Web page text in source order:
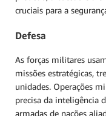
cruciais para a
Defesa
As forças militares
missões estratégicas,
unidades. Operações
precisa da inteligência
armadas de nações